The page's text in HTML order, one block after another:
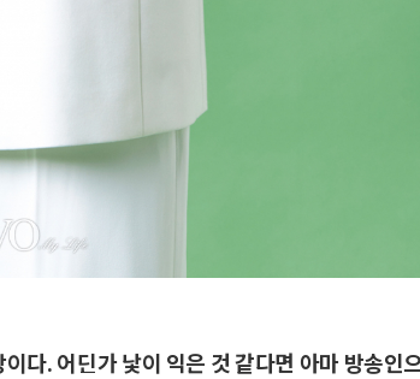
다. 어딘가 낯이 익은 것 같다면 아마 방송인